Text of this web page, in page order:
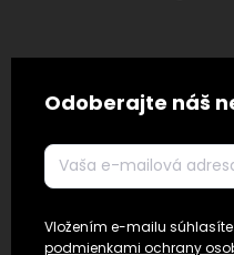
Odoberajte náš
Vložením e-mailu súhlasíte
podmienkami ochrany